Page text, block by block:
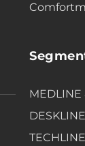
MEDLINE
DESKLINE
TECHLINE